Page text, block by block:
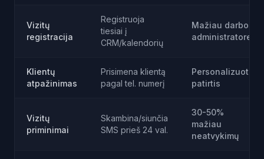
Vizitų
registracija
Registruoja
tiesiai į
CRM/kalendorių
Mažiau darbo
administratorei
Klientų
atpažinimas
Prisimena klientą
pagal tel. numerį
Personalizuota
patirtis
Vizitų
priminimai
Skambina/siunčia
SMS prieš 24 val.
30-50%
mažiau
neatvykimų